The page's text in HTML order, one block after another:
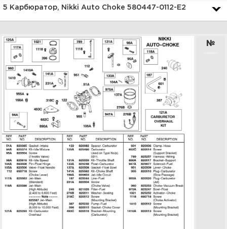
7 Коленчатый вал, поршень,
маховик, сцепление 580447-
0112-E2
Увеличить
5 Карбюратор, Nikki Auto Choke 580447-0112-E2
№